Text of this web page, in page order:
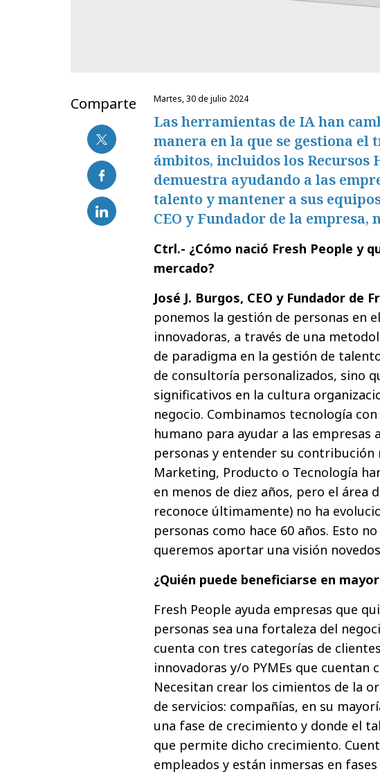
Comparte martes, 30 de julio 2024
Las herramientas de IA han
manera en la que se gestiona el
ámbitos, incluidos los Recursos
demuestra ayudando a las
talento y mantener a sus
CEO y Fundador de la empresa,
Ctrl.- ¿Cómo nació Fresh People y
mercado?
José J. Burgos, CEO y Fundador de
ponemos la gestión de personas en
innovadoras, a través de una
de paradigma en la gestión de
de consultoría personalizados, sino
significativos en la cultura
negocio. Combinamos tecnología
humano para ayudar a las
personas y entender su contribución
Marketing, Producto o Tecnología
en menos de diez años, pero el área
reconoce últimamente) no ha
personas como hace 60 años. Esto
queremos aportar una visión
¿Quién puede beneficiarse en mayor
Fresh People ayuda empresas que
personas sea una fortaleza del
cuenta con tres categorías de
innovadoras y/o PYMEs que cuentan
Necesitan crear los cimientos de la
de servicios: compañías, en su
una fase de crecimiento y donde el
que permite dicho crecimiento.
empleados y están inmersas en